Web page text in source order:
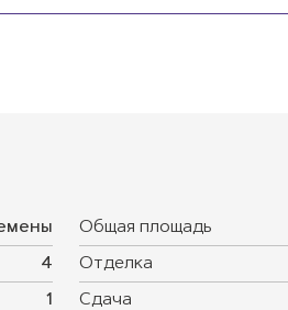
4
1
Общая площадь
Отделка
Сдача